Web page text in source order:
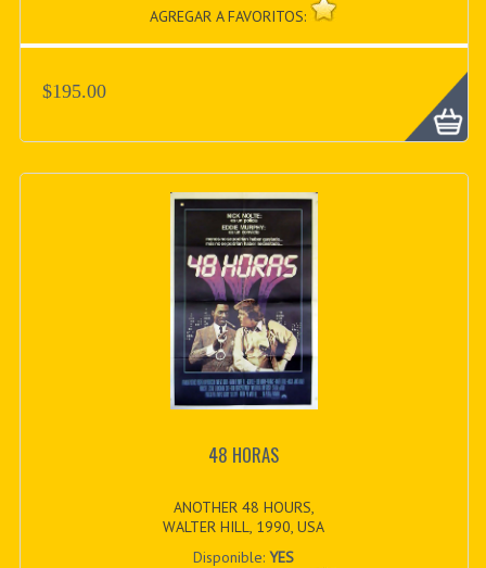
AGREGAR A FAVORITOS:
$195.00
48 HORAS
ANOTHER 48 HOURS,
WALTER HILL, 1990, USA
Disponible:YES